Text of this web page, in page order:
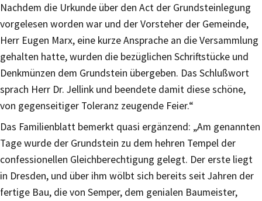
Nachdem die Urkunde über den Act der Grundsteinlegung
vorgelesen worden war und der Vorsteher der Gemeinde,
Herr Eugen Marx, eine kurze Ansprache an die Versammlung
gehalten hatte, wurden die bezüglichen Schriftstücke und
Denkmünzen dem Grundstein übergeben. Das Schlußwort
sprach Herr Dr. Jellink und beendete damit diese schöne,
von gegenseitiger Toleranz zeugende Feier.“
Das Familienblatt bemerkt quasi ergänzend: „Am genannten
Tage wurde der Grundstein zu dem hehren Tempel der
confessionellen Gleichberechtigung gelegt. Der erste liegt
in Dresden, und über ihm wölbt sich bereits seit Jahren der
fertige Bau, die von Semper, dem genialen Baumeister,